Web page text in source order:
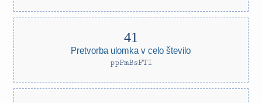
Pretvorba ulomka v celo število
ppPmBsFTI